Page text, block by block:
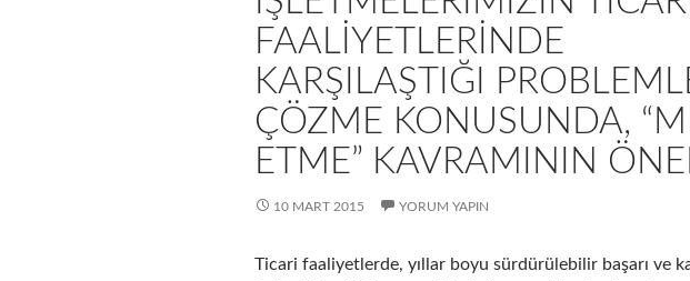
FAALIYETLERINDE
KARŞILAŞTIĞI
ÇÖZME KONUSUNDA,
ETME” KAVRAMININ
10 MART 2015 YORUM YAPIN
Ticari faaliyetlerde, yıllar boyu sürdürülebilir başarı ve